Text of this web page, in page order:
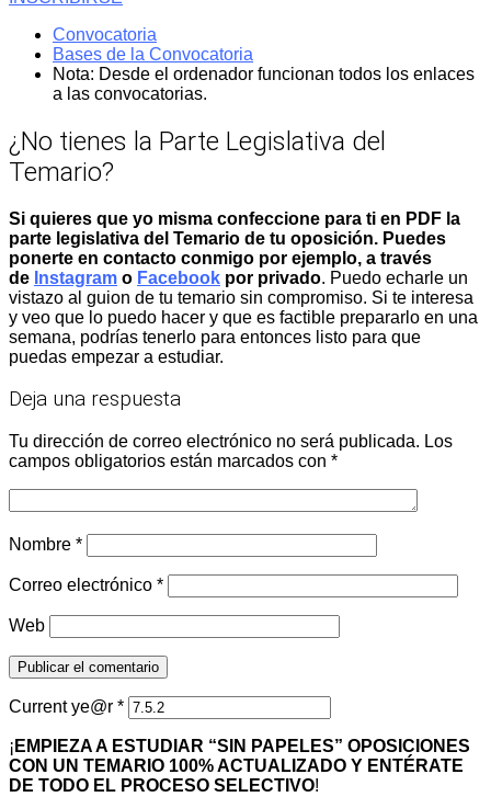
Convocatoria
Bases de la Convocatoria
Nota: Desde el ordenador funcionan todos los enlaces
a las convocatorias.
¿No tienes la Parte Legislativa del
Temario?
Si quieres que yo misma confeccione para ti en PDF la
parte legislativa del Temario de tu oposición. Puedes
ponerte en contacto conmigo por ejemplo, a través
de Instagram o Facebook por privado. Puedo echarle un
vistazo al guion de tu temario sin compromiso. Si te interesa
y veo que lo puedo hacer y que es factible prepararlo en una
semana, podrías tenerlo para entonces listo para que
puedas empezar a estudiar.
Deja una respuesta
Tu dirección de correo electrónico no será publicada. Los
campos obligatorios están marcados con *
Nombre *
Correo electrónico *
Web
Current ye@r *
¡ EMPIEZA A ESTUDIAR “SIN PAPELES” OPOSICIONES
CON UN TEMARIO 100% ACTUALIZADO Y ENTÉRATE
DE TODO EL PROCESO SELECTIVO!